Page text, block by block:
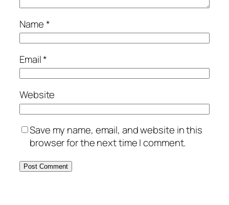
Name*
Email*
Website
Save my name, email, and website in this
browser for the next time I comment.